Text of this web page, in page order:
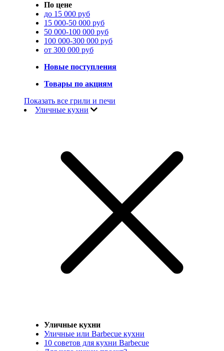
По цене
до 15 000 руб
15 000-50 000 руб
50 000-100 000 руб
100 000-300 000 руб
от 300 000 руб
Новые поступления
Товары по акциям
Показать все грили и печи
Уличные кухни
Уличные кухни
Уличные или Barbecue кухни
10 советов для кухни Barbecue